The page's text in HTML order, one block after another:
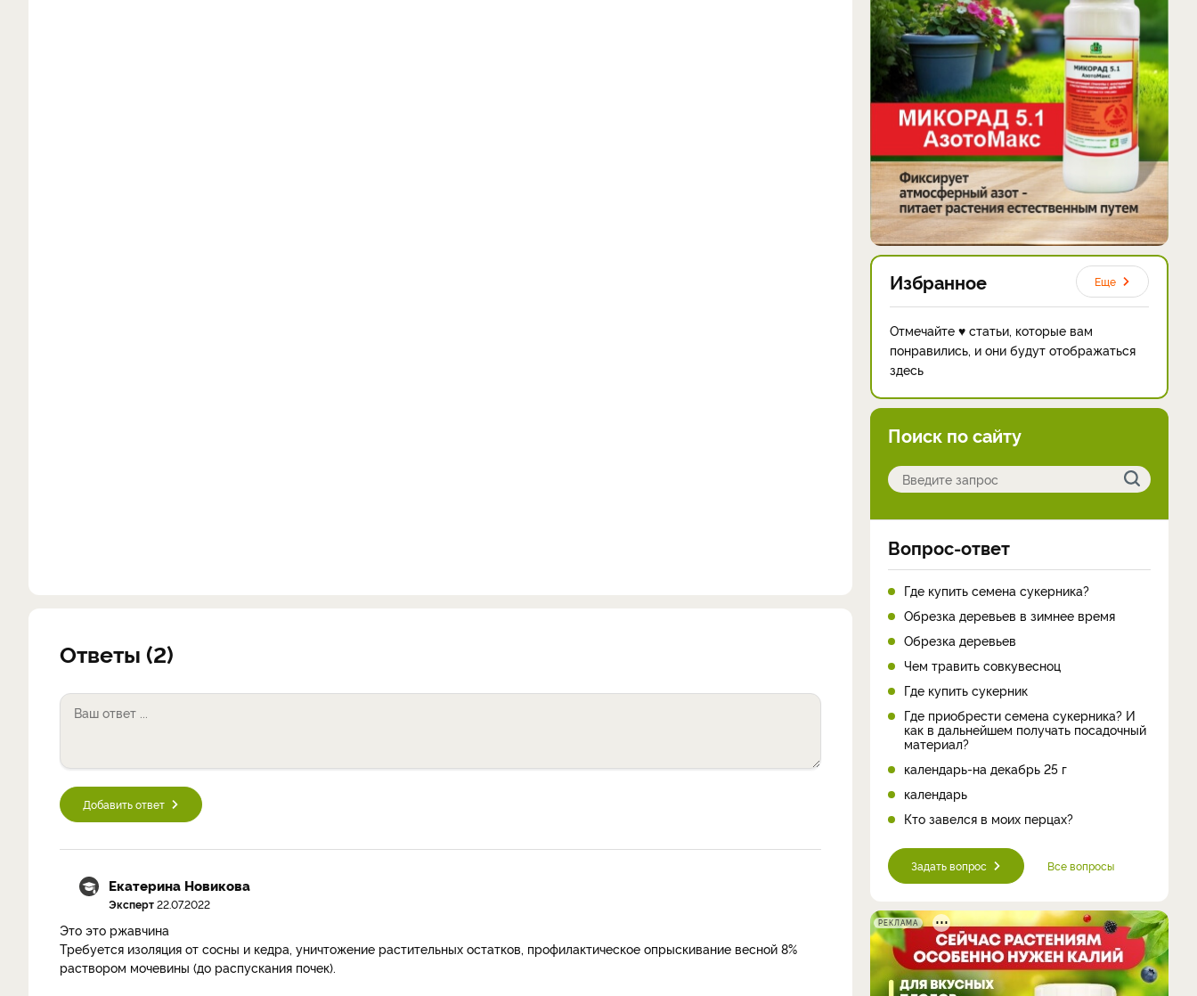
Ответы (2)
Добавить ответ
Екатерина Новикова
Эксперт22.07.2022
Это это ржавчина
Требуется изоляция от сосны и кедра, уничтожение растительных остатков, профилактическое опрыскивание весной 8%
раствором мочевины (до распускания почек).
Избранное Еще
Отмечайте ♥ статьи, которые вам
понравились, и они будут отображаться
здесь
Поиск по сайту
Вопрос-ответ
Где купить семена сукерника?
Обрезка деревьев в зимнее время
Обрезка деревьев
Чем травить совкувесноц
Где купить сукерник
Где приобрести семена сукерника? И
как в дальнейшем получать посадочный
материал?
календарь-на декабрь 25 г
календарь
Кто завелся в моих перцах?
Задать вопрос Все вопросы
РЕКЛАМА